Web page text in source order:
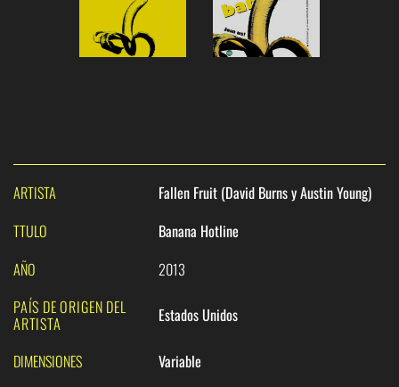
ARTISTA
Fallen Fruit (David Burns y Austin Young)
TTULO
Banana Hotline
AÑO
2013
PAÍS DE ORIGEN DEL
ARTISTA Estados Unidos
DIMENSIONES Variable